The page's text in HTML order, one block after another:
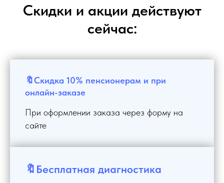
Скидки и акции действуют
сейчас:
🔖Скидка 10% пенсионерам и при
онлайн-заказе
При оформлении заказа через форму на
сайте
🔖Бесплатная диагностика